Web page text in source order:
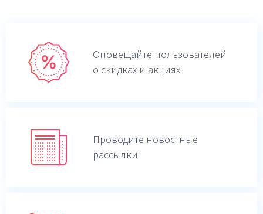
Оповещайте пользователей
о скидках и акциях
Проводите новостные
рассылки